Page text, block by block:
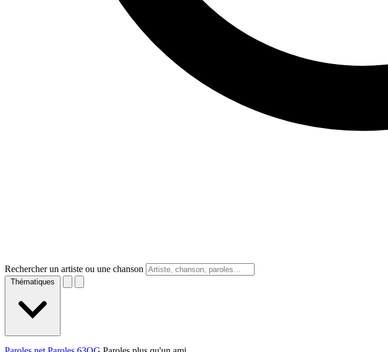
Rechercher un artiste ou une chanson
Thématiques